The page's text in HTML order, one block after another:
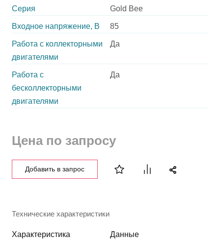
Серия Gold Bee
Входное напряжение, В 85
Работа с коллекторными
двигателями
Да
Работа с
бесколлекторными
двигателями
Да
Цена по запросу
Добавить в запрос
Технические характеристики
Характеристика Данные